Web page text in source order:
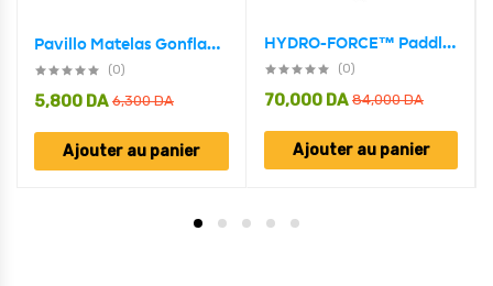
Pavillo Matelas Gonflable avec Oreiller intégrée 188x99x30 cm Bestwey #67680
(0)
6,300DA
5,800 DA
Ajouter au panier
HYDRO-FORCE™ Paddle gonflable Avec Pompe À Main Bestway 65340
(0)
84,000DA
70,000 DA
Ajouter au panier